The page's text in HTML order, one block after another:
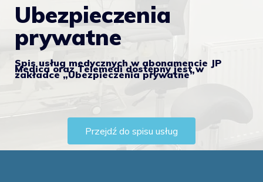
Ubezpieczenia
prywatne
Spis usług medycznych w abonamencie JP
Medica oraz Telemedi dostępny jest w
zakładce „Ubezpieczenia prywatne”
Przejdź do spisu usług